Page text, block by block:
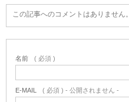
この記事へのコメントはありません。
名前 ( 必須 )
E-MAIL ( 必須 ) - 公開されません -